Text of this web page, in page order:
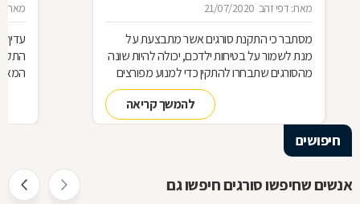
מאת: דפי זהב 21/07/2020
מסתבר כי התקנת סורגים אשר מתבצעת על
מנת לשמור על בטיחות ילדכם, יכולה להיות שונה
מהסורגים שתבחרו להתקין כדי למנוע מפורצים
להיכנס לביתכם. אילו סורגים מתאימים לשמירה
על בטיחות ילדכם? מדוע חשוב להקפיד על
סורגים מגולוונים? כיצד ניתן למנוע היווצרות חלודה
על הסורגים? כל הטיפים לפניכם
להמשך קריאה
מאת:
חיפושים
אנשים שחיפשו סורגים חיפשו גם